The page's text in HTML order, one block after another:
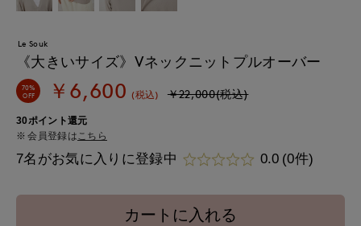
Le Souk
《大きいサイズ》Vネックニットプルオーバー
70%
OFF
￥6,600 (税込) ￥22,000(税込)
30ポイント還元
会員登録は こちら
7名がお気に入りに登録中 0.0 (0件)
カートに入れる